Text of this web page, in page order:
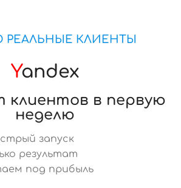
РЕАЛЬНЫЕ КЛИЕНТЫ
Yandex
клиентов в первую
неделю
запуск
результат
под прибыль